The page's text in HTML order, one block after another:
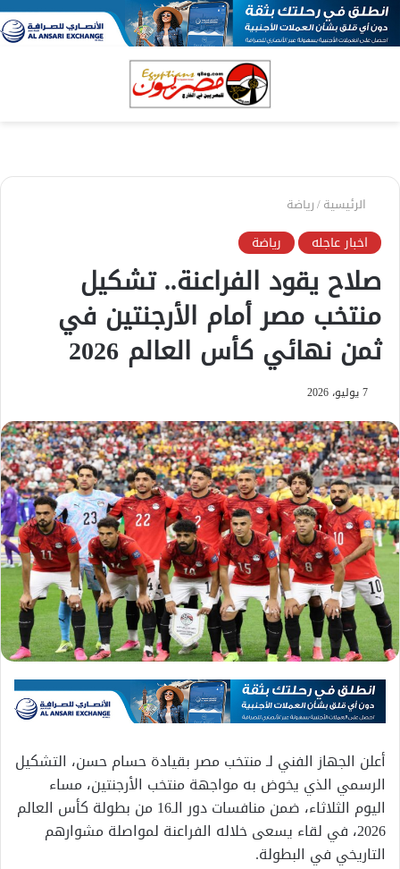
الرئيسية/رياضة
اخبار عاجله رياضة
صلاح يقود الفراعنة.. تشكيل
منتخب مصر أمام الأرجنتين في
ثمن نهائي كأس العالم 2026
7 يوليو، 2026
أعلن الجهاز الفني لـ منتخب مصر بقيادة حسام حسن، التشكيل
الرسمي الذي يخوض به مواجهة منتخب الأرجنتين، مساء
اليوم الثلاثاء، ضمن منافسات دور الـ16 من بطولة كأس العالم
2026، في لقاء يسعى خلاله الفراعنة لمواصلة مشوارهم
التاريخي في البطولة.